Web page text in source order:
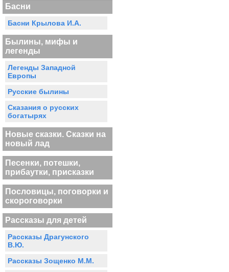
Басни
Басни Крылова И.А.
Былины, мифы и
легенды
Легенды Западной
Европы
Русские былины
Сказания о русских
богатырях
Новые сказки. Сказки на
новый лад
Песенки, потешки,
прибаутки, присказки
Пословицы, поговорки и
скороговорки
Рассказы для детей
Рассказы Драгунского
В.Ю.
Рассказы Зощенко М.М.